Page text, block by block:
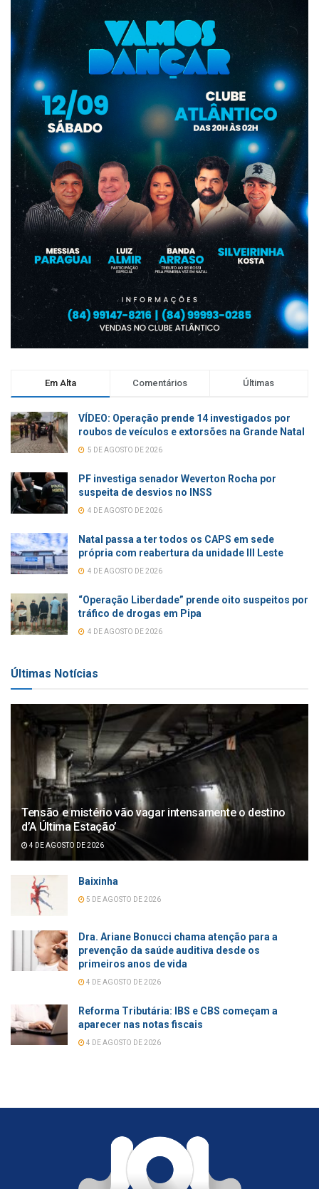
Em Alta Comentários Últimas
VÍDEO: Operação prende 14 investigados por
roubos de veículos e extorsões na Grande Natal
5 DE AGOSTO DE 2026
PF investiga senador Weverton Rocha por
suspeita de desvios no INSS
4 DE AGOSTO DE 2026
Natal passa a ter todos os CAPS em sede
própria com reabertura da unidade III Leste
4 DE AGOSTO DE 2026
“Operação Liberdade” prende oito suspeitos por
tráfico de drogas em Pipa
4 DE AGOSTO DE 2026
Últimas Notícias
Tensão e mistério vão vagar intensamente o destino
d’A Última Estação’
4 DE AGOSTO DE 2026
Baixinha
5 DE AGOSTO DE 2026
Dra. Ariane Bonucci chama atenção para a
prevenção da saúde auditiva desde os
primeiros anos de vida
4 DE AGOSTO DE 2026
Reforma Tributária: IBS e CBS começam a
aparecer nas notas fiscais
4 DE AGOSTO DE 2026